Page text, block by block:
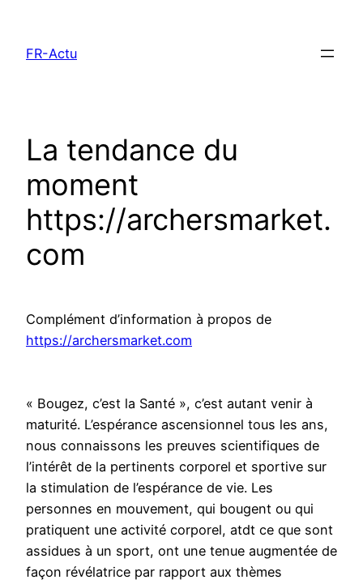
contenu
FR-Actu
La tendance du
moment
https://archersmarket.
com
Complément d’information à propos de
https://archersmarket.com
« Bougez, c’est la Santé », c’est autant venir à
maturité. L’espérance ascensionnel tous les ans,
nous connaissons les preuves scientifiques de
l’intérêt de la pertinents corporel et sportive sur
la stimulation de l’espérance de vie. Les
personnes en mouvement, qui bougent ou qui
pratiquent une activité corporel, atdt ce que sont
assidues à un sport, ont une tenue augmentée de
façon révélatrice par rapport aux thèmes